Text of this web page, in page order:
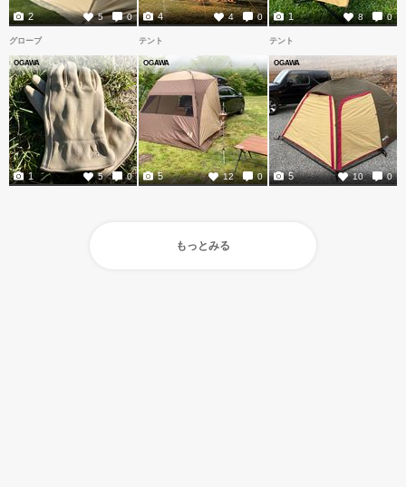
5 0
2 4 0
4 8 0
1
グローブ
OGAWA
5 0
1
テント
OGAWA
12 0
5
テント
OGAWA
10 0
5
もっとみる